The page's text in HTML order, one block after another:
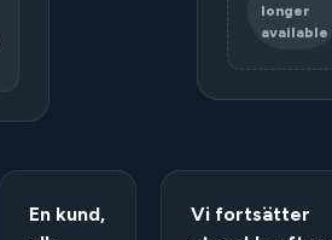
longer
available
En kund,
Vi fortsätter